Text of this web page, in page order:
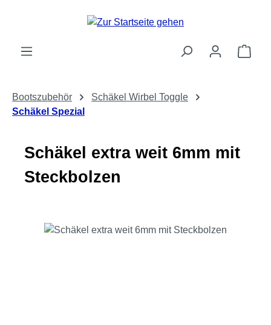
Zum Hauptinhalt springen
Bootszubehör
Schäkel Wirbel Toggle
Schäkel Spezial
Schäkel extra weit 6mm mit
Steckbolzen
Bildergalerie überspringen